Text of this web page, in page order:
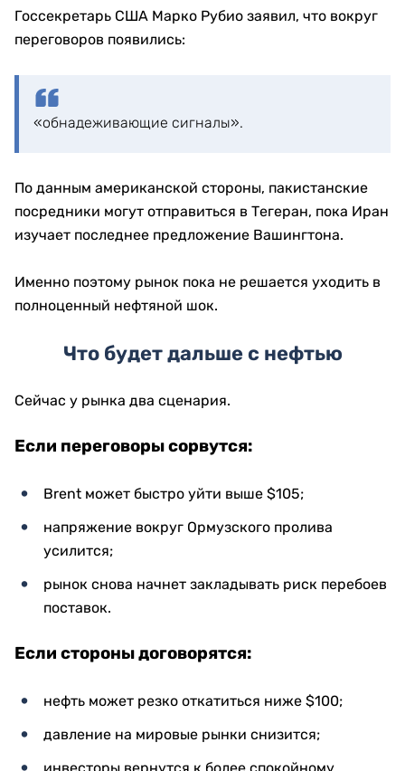
Госсекретарь США Марко Рубио заявил, что вокруг
переговоров появились:
«обнадеживающие сигналы».
По данным американской стороны, пакистанские
посредники могут отправиться в Тегеран, пока Иран
изучает последнее предложение Вашингтона.
Именно поэтому рынок пока не решается уходить в
полноценный нефтяной шок.
Что будет дальше с нефтью
Сейчас у рынка два сценария.
Если переговоры сорвутся:
Brent может быстро уйти выше $105;
напряжение вокруг Ормузского пролива
усилится;
рынок снова начнет закладывать риск перебоев
поставок.
Если стороны договорятся:
нефть может резко откатиться ниже $100;
давление на мировые рынки снизится;